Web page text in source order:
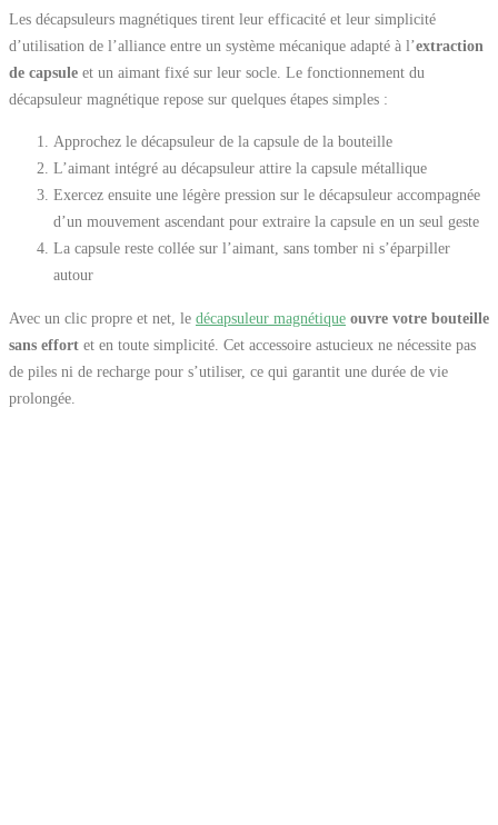
Les décapsuleurs magnétiques tirent leur efficacité et leur simplicité
d’utilisation de l’alliance entre un système mécanique adapté à l’extraction
de capsule et un aimant fixé sur leur socle. Le fonctionnement du
décapsuleur magnétique repose sur quelques étapes simples :
Approchez le décapsuleur de la capsule de la bouteille
L’aimant intégré au décapsuleur attire la capsule métallique
Exercez ensuite une légère pression sur le décapsuleur accompagnée
d’un mouvement ascendant pour extraire la capsule en un seul geste
La capsule reste collée sur l’aimant, sans tomber ni s’éparpiller
autour
Avec un clic propre et net, le décapsuleur magnétique ouvre votre bouteille
sans effort et en toute simplicité. Cet accessoire astucieux ne nécessite pas
de piles ni de recharge pour s’utiliser, ce qui garantit une durée de vie
prolongée.